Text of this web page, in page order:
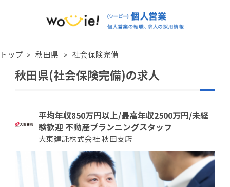
トップ 秋田県 社会保険完備
秋田県(社会保険完備)の求人
平均年収850万円以上/最高年収2500万円/未経
験歓迎 不動産プランニングスタッフ
大東建託株式会社 秋田支店